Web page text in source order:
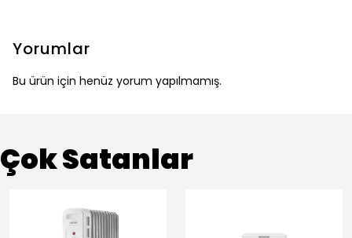
Yorumlar
Bu ürün için henüz yorum yapılmamış.
Çok Satanlar